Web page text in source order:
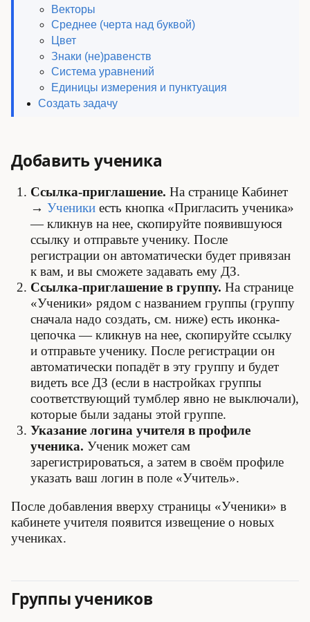
Векторы
Среднее (черта над буквой)
Цвет
Знаки (не)равенств
Система уравнений
Единицы измерения и пунктуация
Создать задачу
Добавить ученика
Ссылка-приглашение. На странице Кабинет
→ Ученики есть кнопка «Пригласить ученика»
— кликнув на нее, скопируйте появившуюся
ссылку и отправьте ученику. После
регистрации он автоматически будет привязан
к вам, и вы сможете задавать ему ДЗ.
Ссылка-приглашение в группу. На странице
«Ученики» рядом с названием группы (группу
сначала надо создать, см. ниже) есть иконка-
цепочка — кликнув на нее, скопируйте ссылку
и отправьте ученику. После регистрации он
автоматически попадёт в эту группу и будет
видеть все ДЗ (если в настройках группы
соответствующий тумблер явно не выключали),
которые были заданы этой группе.
Указание логина учителя в профиле
ученика. Ученик может сам
зарегистрироваться, а затем в своём профиле
указать ваш логин в поле «Учитель».
После добавления вверху страницы «Ученики» в
кабинете учителя появится извещение о новых
учениках.
Группы учеников